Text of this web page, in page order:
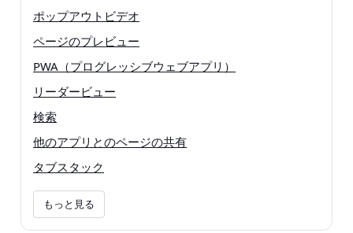
ポップアウトビデオ
ページのプレビュー
PWA（プログレッシブウェブアプリ）
リーダービュー
検索
他のアプリとのページの共有
タブスタック
もっと見る